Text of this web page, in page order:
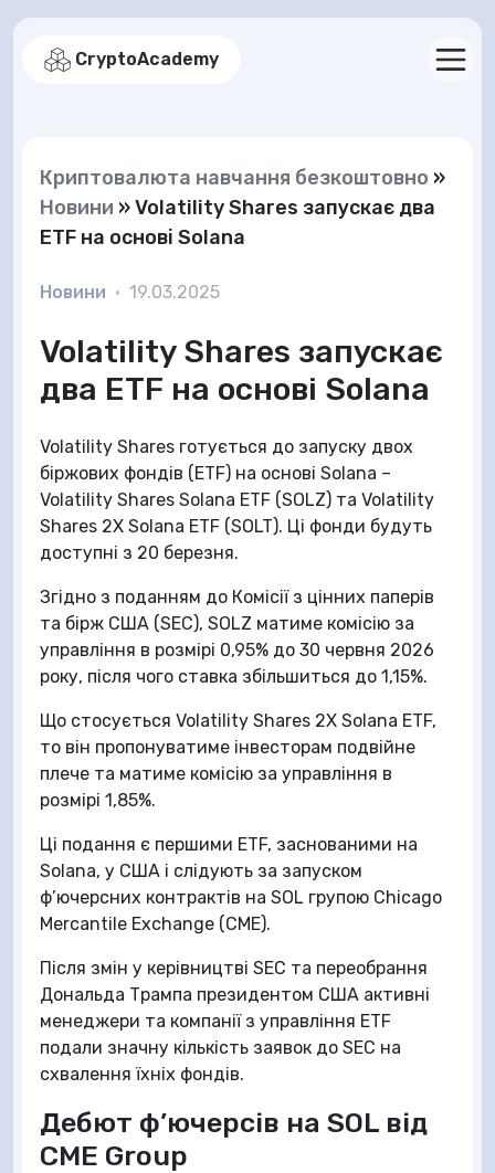
CryptoAcademy
Криптовалюта навчання безкоштовно »
Новини »Volatility Shares запускає два
ETF на основі Solana
Новини • 19.03.2025
Volatility Shares запускає
два ETF на основі Solana
Volatility Shares готується до запуску двох
біржових фондів (ETF) на основі Solana –
Volatility Shares Solana ETF (SOLZ) та Volatility
Shares 2X Solana ETF (SOLT). Ці фонди будуть
доступні з 20 березня.
Згідно з поданням до Комісії з цінних паперів
та бірж США (SEC), SOLZ матиме комісію за
управління в розмірі 0,95% до 30 червня 2026
року, після чого ставка збільшиться до 1,15%.
Що стосується Volatility Shares 2X Solana ETF,
то він пропонуватиме інвесторам подвійне
плече та матиме комісію за управління в
розмірі 1,85%.
Ці подання є першими ETF, заснованими на
Solana, у США і слідують за запуском
ф’ючерсних контрактів на SOL групою Chicago
Mercantile Exchange (CME).
Після змін у керівництві SEC та переобрання
Дональда Трампа президентом США активні
менеджери та компанії з управління ETF
подали значну кількість заявок до SEC на
схвалення їхніх фондів.
Дебют ф’ючерсів на SOL від
CME Group